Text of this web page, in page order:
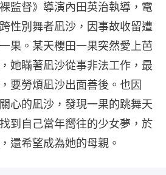
監督》導演內田英治執導，電
性別舞者凪沙，因事故收留遭
果。某天櫻田一果突然愛上芭
她瞞著凪沙從事非法工作，最
要勞煩凪沙出面善後。也因
心的凪沙，發現一果的跳舞天
到自己當年嚮往的少女夢，於
還希望成為她的母親。